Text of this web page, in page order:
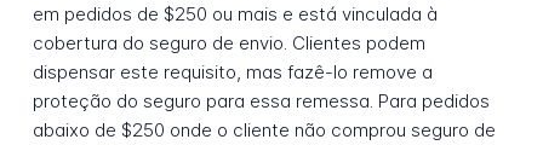
em pedidos de $250 ou mais e está vinculada à
cobertura do seguro de envio. Clientes podem
dispensar este requisito, mas fazê-lo remove a
proteção do seguro para essa remessa. Para pedidos
abaixo de $250 onde o cliente não comprou seguro de